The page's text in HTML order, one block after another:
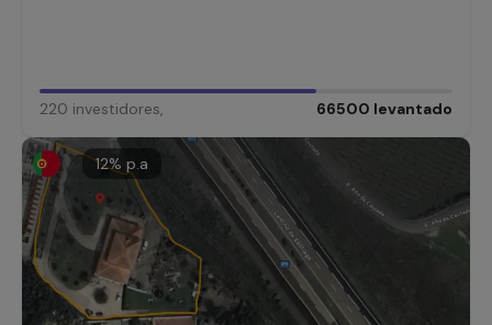
220 investidores, 66500 levantado
12% p.a